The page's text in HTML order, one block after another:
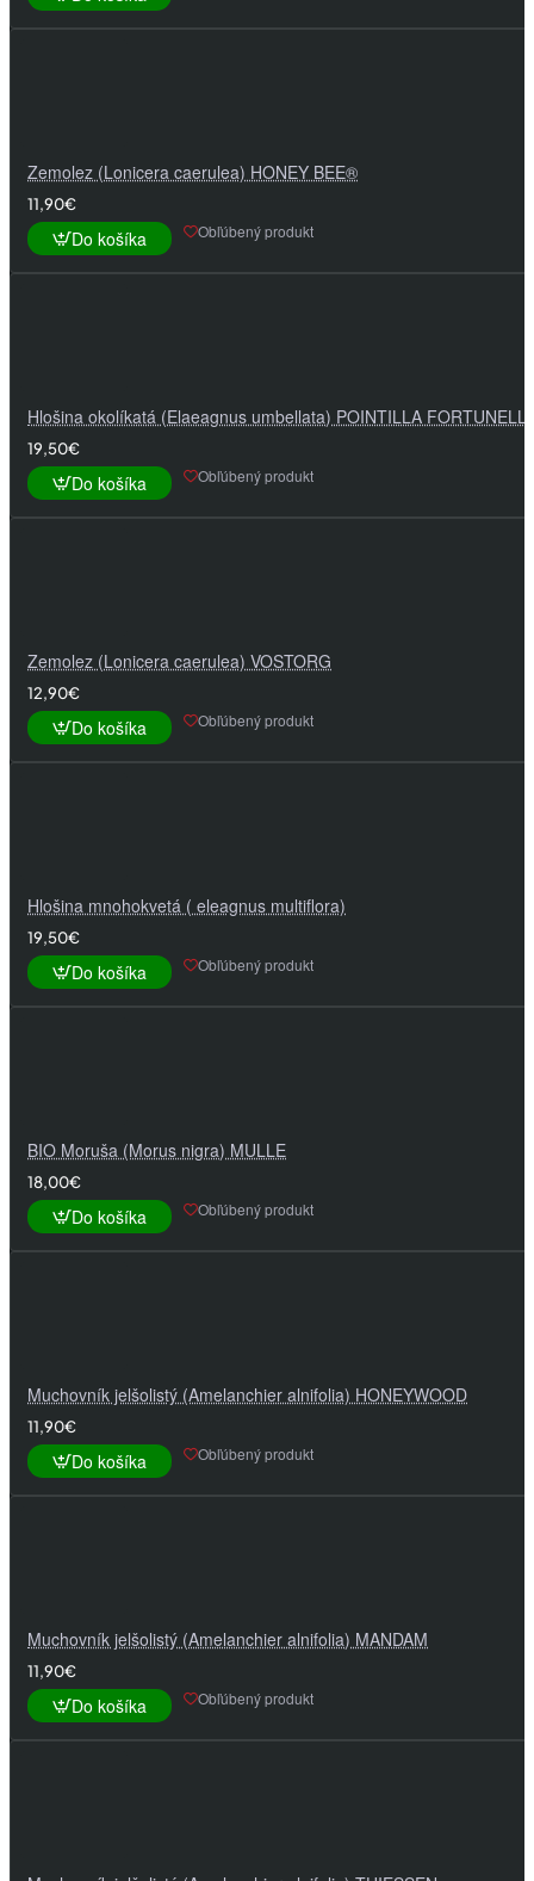
Zemolez (Lonicera caerulea) HONEY BEE®
11,90€
Do košíka Obľúbený produkt
Hlošina okolíkatá (Elaeagnus umbellata) POINTILLA
19,50€
Do košíka Obľúbený produkt
Zemolez (Lonicera caerulea) VOSTORG
12,90€
Do košíka Obľúbený produkt
Hlošina mnohokvetá ( eleagnus multiflora)
19,50€
Do košíka Obľúbený produkt
BIO Moruša (Morus nigra) MULLE
18,00€
Do košíka Obľúbený produkt
Muchovník jelšolistý (Amelanchier alnifolia) HONEYWOOD
11,90€
Do košíka Obľúbený produkt
Muchovník jelšolistý (Amelanchier alnifolia) MANDAM
11,90€
Do košíka Obľúbený produkt